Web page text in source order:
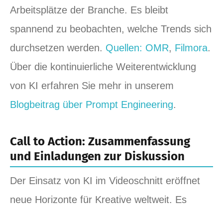
Arbeitsplätze der Branche. Es bleibt
spannend zu beobachten, welche Trends sich
durchsetzen werden. Quellen: OMR, Filmora.
Über die kontinuierliche Weiterentwicklung
von KI erfahren Sie mehr in unserem
Blogbeitrag über Prompt Engineering.
Call to Action: Zusammenfassung
und Einladungen zur Diskussion
Der Einsatz von KI im Videoschnitt eröffnet
neue Horizonte für Kreative weltweit. Es